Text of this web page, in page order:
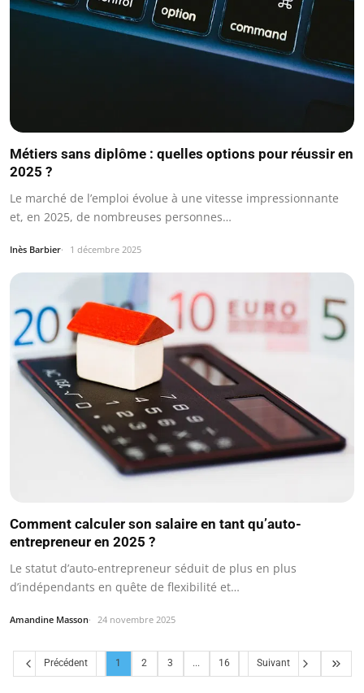
Métiers sans diplôme : quelles options pour réussir en
2025 ?
Le marché de l’emploi évolue à une vitesse impressionnante
et, en 2025, de nombreuses personnes…
Inès Barbier 1 décembre 2025
Comment calculer son salaire en tant qu’auto-
entrepreneur en 2025 ?
Le statut d’auto-entrepreneur séduit de plus en plus
d’indépendants en quête de flexibilité et…
Amandine Masson 24 novembre 2025
Précédent 1 2 3 ... 16 Suivant